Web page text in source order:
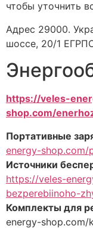
чтобы уточнить
Адрес 29000.
шоссе, 20/1
https://veles-
shop.com/
Портативные
energy-
Источники
https://veles-
bezperebiinoho-
Комплекты для
energy-